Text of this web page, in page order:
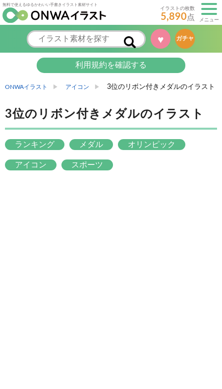
無料で使えるゆるかわいい手書きイラスト素材サイト
イラストの枚数
5,890点 メニュー
♥ ガチャ
利用規約を確認する
ONWAイラスト アイコン 3位のリボン付きメダルのイラスト
3位のリボン付きメダルのイラスト
ランキング メダル オリンピック
アイコン スポーツ